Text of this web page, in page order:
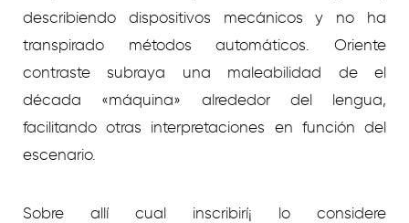
describiendo dispositivos mecánicos y no ha
transpirado métodos automáticos. Oriente
contraste subraya una maleabilidad de el
década «máquina» alrededor del lengua,
facilitando otras interpretaciones en función del
escenario.
Sobre allí cual inscribirí¡ lo considere